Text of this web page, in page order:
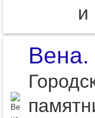
и
Вена.